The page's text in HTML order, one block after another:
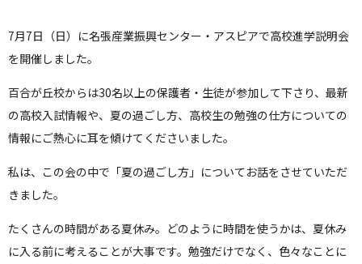
7月7日（日）に名張産業振興センター・アスピアで高校進学説明会
を開催しました。
百合が丘校からは30名以上の保護者・生徒が参加して下さり、最新
の高校入試情報や、夏の過ごし方、高校生の勉強の仕方についての
情報にご熱心に耳を傾けてくださいました。
私は、この会の中で「夏の過ごし方」についてお話をさせていただ
きました。
たくさんの時間がある夏休み。どのように時間を使うかは、夏休み
に入る前に考えることが大事です。勉強だけでなく、色々なことに